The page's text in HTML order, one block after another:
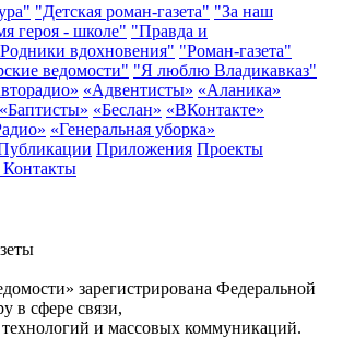
"Детская роман-газета" "За наш
героя - школе" "Правда и
вдохновения" "Роман-газета"
ведомости" "Я люблю Владикавказ"
«Адвентисты» «Аланика»
«Баптисты» «Беслан» «ВКонтакте»
«Генеральная уборка»
Приложения Проекты
Контакты
зарегистрирована Федеральной
в сфере связи,
и массовых коммуникаций.